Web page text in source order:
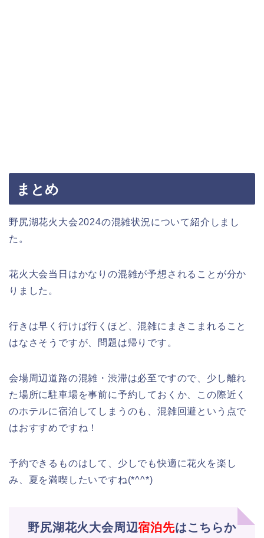
まとめ
野尻湖花火大会2024の混雑状況について紹介しまし
た。
花火大会当日はかなりの混雑が予想されることが分か
りました。
行きは早く行けば行くほど、混雑にまきこまれること
はなさそうですが、問題は帰りです。
会場周辺道路の混雑・渋滞は必至ですので、少し離れ
た場所に駐車場を事前に予約しておくか、この際近く
のホテルに宿泊してしまうのも、混雑回避という点で
はおすすめですね！
予約できるものはして、少しでも快適に花火を楽し
み、夏を満喫したいですね(*^^*)
野尻湖花火大会周辺宿泊先はこちらか